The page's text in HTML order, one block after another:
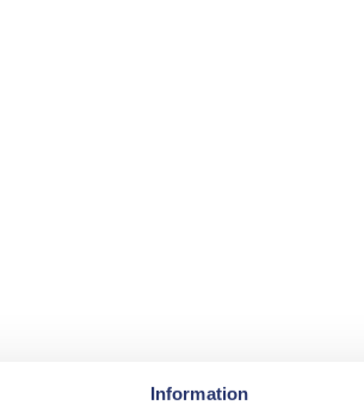
Information